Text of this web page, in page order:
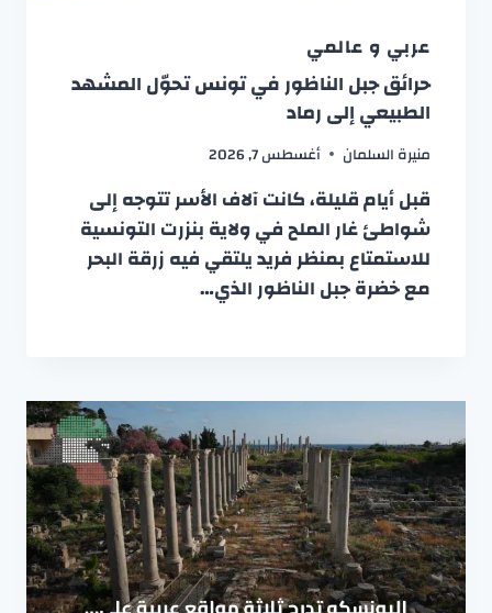
عربي و عالمي
حرائق جبل الناظور في تونس تحوّل المشهد
الطبيعي إلى رماد
منيرة السلمان أغسطس 7, 2026
قبل أيام قليلة، كانت آلاف الأسر تتوجه إلى
شواطئ غار الملح في ولاية بنزرت التونسية
للاستمتاع بمنظر فريد يلتقي فيه زرقة البحر
مع خضرة جبل الناظور الذي…